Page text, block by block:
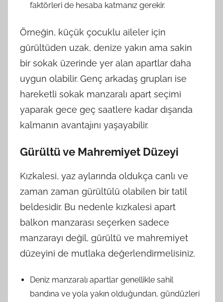
faktörleri de hesaba katmanız gerekir.
Örneğin, küçük çocuklu aileler için
gürültüden uzak, denize yakın ama sakin
bir sokak üzerinde yer alan apartlar daha
uygun olabilir. Genç arkadaş grupları ise
hareketli sokak manzaralı apart seçimi
yaparak gece geç saatlere kadar dışarıda
kalmanın avantajını yaşayabilir.
Gürültü ve Mahremiyet Düzeyi
Kızkalesi, yaz aylarında oldukça canlı ve
zaman zaman gürültülü olabilen bir tatil
beldesidir. Bu nedenle kızkalesi apart
balkon manzarası seçerken sadece
manzarayı değil, gürültü ve mahremiyet
düzeyini de mutlaka değerlendirmelisiniz.
Deniz manzaralı apartlar genellikle sahil
bandına ve yola yakın olduğundan, gündüzleri